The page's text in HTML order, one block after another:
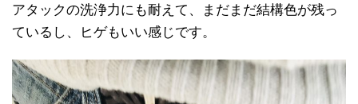
アタックの洗浄力にも耐えて、まだまだ結構色が残っ
ているし、ヒゲもいい感じです。